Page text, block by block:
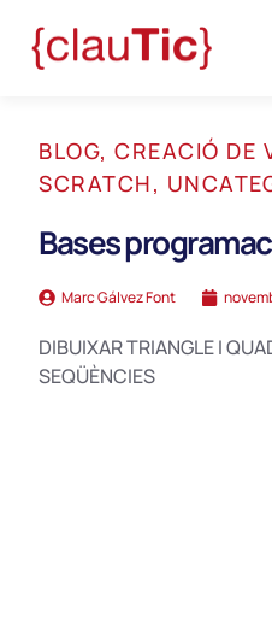
BLOG, CREACIÓ DE
SCRATCH,
Bases
Marc Gálvez Font
DIBUIXAR TRIANGLE I
SEQÜÈNCIES